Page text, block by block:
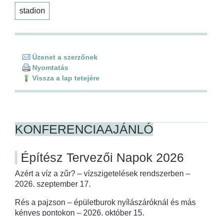
stadion
Üzenet a szerzőnek
Nyomtatás
Vissza a lap tetejére
KONFERENCIAAJÁNLÓ
Építész Tervezői Napok 2026
Azért a víz a zűr? – vízszigetelések rendszerben –
2026. szeptember 17.
Rés a pajzson – épületburok nyílászáróknál és más
kényes pontokon – 2026. október 15.